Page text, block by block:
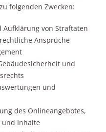
folgenden Zwecken:
von Straftaten
Ansprüche
und
und
des Onlineangebotes,
und Inhalte